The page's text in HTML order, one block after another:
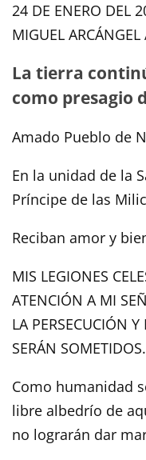
24 DE ENERO DEL
MIGUEL
La tierra
como presagio
Amado Pueblo de
En la unidad de la
Príncipe de las
Reciban amor y
MIS LEGIONES
ATENCIÓN A MI
LA PERSECUCIÓN
SERÁN SOMETIDOS.
Como humanidad
libre albedrío de
no lograrán dar